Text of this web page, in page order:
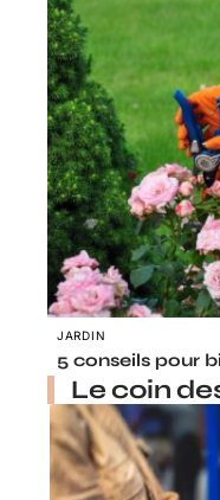
JARDIN
5 conseils pour
Le coin